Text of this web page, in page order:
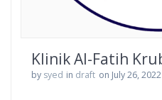
Klinik Al-Fatih
by syed in draft on July 26, 2022